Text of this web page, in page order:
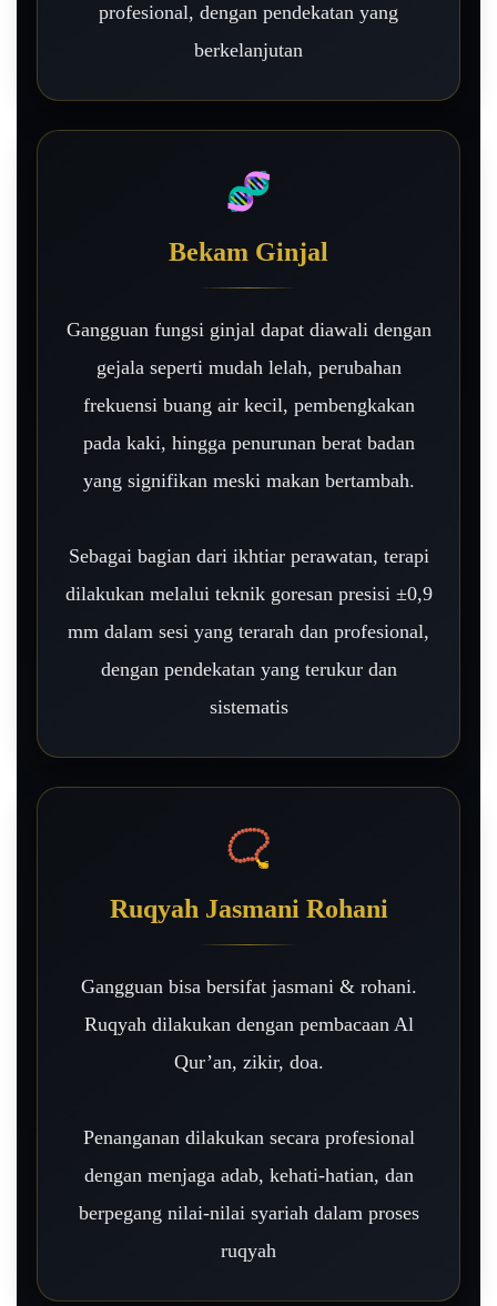
profesional, dengan pendekatan yang
berkelanjutan
🧬
Bekam Ginjal
Gangguan fungsi ginjal dapat diawali dengan
gejala seperti mudah lelah, perubahan
frekuensi buang air kecil, pembengkakan
pada kaki, hingga penurunan berat badan
yang signifikan meski makan bertambah.
Sebagai bagian dari ikhtiar perawatan, terapi
dilakukan melalui teknik goresan presisi ±0,9
mm dalam sesi yang terarah dan profesional,
dengan pendekatan yang terukur dan
sistematis
📿
Ruqyah Jasmani Rohani
Gangguan bisa bersifat jasmani & rohani.
Ruqyah dilakukan dengan pembacaan Al
Qur’an, zikir, doa.
Penanganan dilakukan secara profesional
dengan menjaga adab, kehati-hatian, dan
berpegang nilai-nilai syariah dalam proses
ruqyah